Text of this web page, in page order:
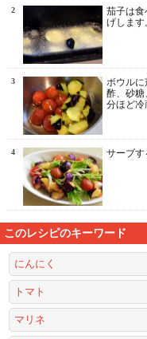
2
茄子は
げします
3
ボウルに
酢、砂
分ほど冷
4 サーブす
このレシピのキーワード
にんにく
トマト
マリネ